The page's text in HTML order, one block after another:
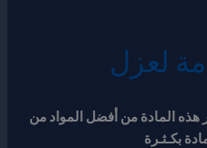
لعزل
هذه المادة من أفضل المواد من
بكـثـرة